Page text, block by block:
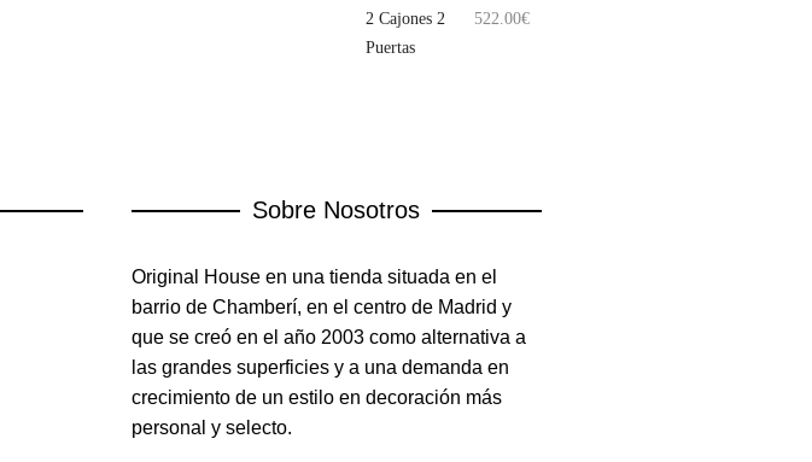
522.00€
Sobre Nosotros
Original House en una tienda situada en el
barrio de Chamberí, en el centro de Madrid y
que se creó en el año 2003 como alternativa a
las grandes superficies y a una demanda en
crecimiento de un estilo en decoración más
personal y selecto.